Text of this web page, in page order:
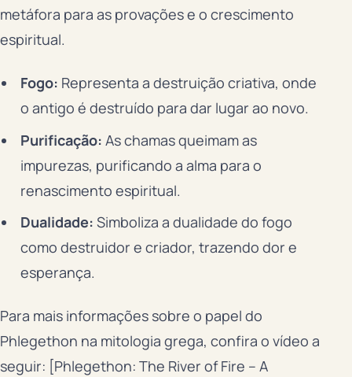
metáfora para as provações e o crescimento
espiritual.
Fogo: Representa a destruição criativa, onde
o antigo é destruído para dar lugar ao novo.
Purificação: As chamas queimam as
impurezas, purificando a alma para o
renascimento espiritual.
Dualidade: Simboliza a dualidade do fogo
como destruidor e criador, trazendo dor e
esperança.
Para mais informações sobre o papel do
Phlegethon na mitologia grega, confira o vídeo a
seguir: [Phlegethon: The River of Fire – A